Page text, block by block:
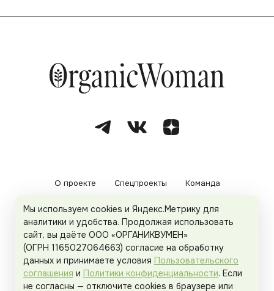
О проекте Спецпроекты Команда
Рекламодателям Политика конфиденциальности
Пользовательское соглашение
Мы используем cookies и Яндекс.Метрику для
аналитики и удобства. Продолжая использовать
сайт, вы даёте ООО «ОРГАНИКВУМЕН»
(ОГРН 1165027064663) согласие на обработку
данных и принимаете условия Пользовательского
соглашения и Политики конфиденциальности. Если
не согласны — отключите cookies в браузере или